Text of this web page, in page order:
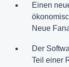
Einen
Neue
Der
Teil einer